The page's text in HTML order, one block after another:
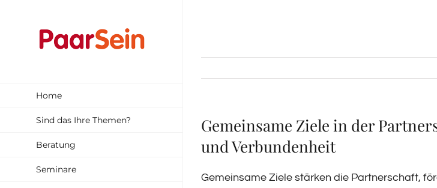
springen
Home
Sind das Ihre Themen?
Beratung
Seminare
Gemeinsame Ziele in der
und Verbundenheit
Gemeinsame Ziele stärken die Partnerschaft,